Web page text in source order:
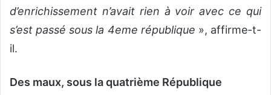
d’enrichissement n’avait rien à voir avec ce qui
s’est passé sous la 4eme république », affirme-t-
il.
Des maux, sous la quatrième République